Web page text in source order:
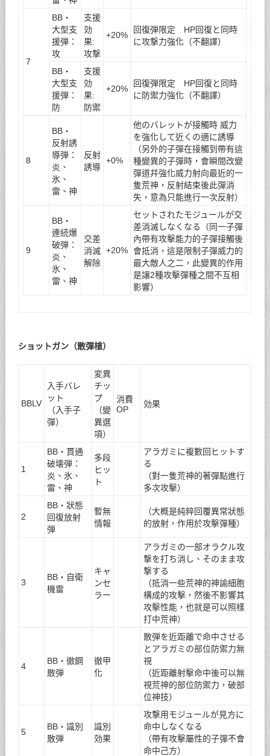
7
BB・
大型支
援弾：
攻
支援
効
果:
攻撃
+20%
回復弾限定 HP回復と同時
に攻撃力強化（不翻譯）
BB・
大型支
援弾：
防
支援
効
果:
防禦
+20%
回復弾限定 HP回復と同時
に防禦力強化（不翻譯）
8
BB・
反射誘
導弾：
炎、
氷、
雷、神
反射
誘導
+0%
他のバレットが接觸時 威力
を強化して近くの適に誘導
（另外的子彈在接觸到帶有這
種變異的子彈時，會瞬間改變
彈道幷強化威力射向最近的一
隻荒神，反射結束後此彈消
失，意為只能進行一次反射）
9
BB・
連続爆
破弾：
炎、
氷、
雷、神
交差
消滅
解除
+20%
セットされたモジュールが交
差消滅しなくなる（同一子彈
內帶有攻擊能力的子彈接觸後
會抵消，這是限制子彈威力的
最大敵人之二，此變異的作用
是讓2種攻擊彈種之間不互相
影響）
ショットガン（散彈槍）
BBLV
入手バレ
ット
（入手子
彈）
変異
チッ
プ
（變
異選
項）
消費
OP
効果
1
BB・貫通
破壊弾：
炎、氷、
雷、神
多段
ヒッ
ト
アラガミに複數回ヒットす
る
（對一隻荒神的著彈點進行
多次攻擊）
2
BB・狀態
回復放射
弾
暫無
情報
（大概是純粹回覆異常狀態
的放射，作用於攻擊彈種）
3
BB・自衛
機雷
キャ
ンセ
ラー
アラガミの一部オラクル攻
撃を打ち消し、そのまま攻
撃する
（抵消一些荒神的神諭細胞
構成的攻擊，然後不影響其
攻擊性能，也就是可以照樣
打中荒神）
4
BB・徹鋼
散弾
徹甲
化
散弾を近距離で命中させる
とアラガミの部位防禦力無
視
（近距離射擊命中後可以無
視荒神的部位防禦力，破部
位神技）
5
BB・識別
散弾
識別
効果
攻撃用モジュールが見方に
命中しなくなる
（帶有攻擊屬性的子彈不會
命中己方）